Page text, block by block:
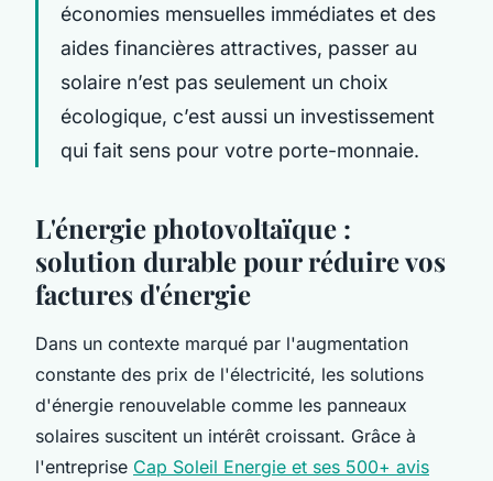
économies mensuelles immédiates et des
aides financières attractives, passer au
solaire n’est pas seulement un choix
écologique, c’est aussi un investissement
qui fait sens pour votre porte-monnaie.
L'énergie photovoltaïque :
solution durable pour réduire vos
factures d'énergie
Dans un contexte marqué par l'augmentation
constante des prix de l'électricité, les solutions
d'énergie renouvelable comme les panneaux
solaires suscitent un intérêt croissant. Grâce à
l'entreprise Cap Soleil Energie et ses 500+ avis